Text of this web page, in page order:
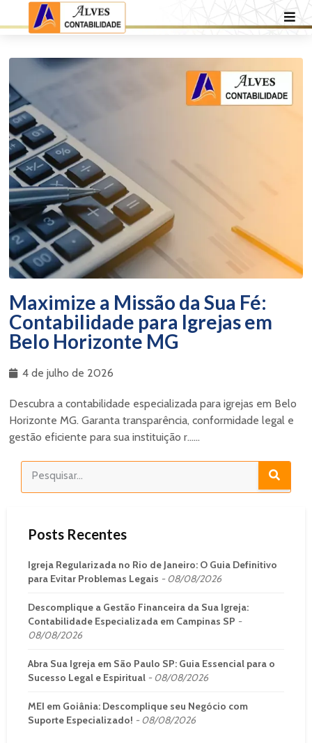
Maximize a Missão da Sua Fé:
Contabilidade para Igrejas em
Belo Horizonte MG
4 de julho de 2026
Descubra a contabilidade especializada para igrejas em Belo
Horizonte MG. Garanta transparência, conformidade legal e
gestão eficiente para sua instituição r......
Posts Recentes
Igreja Regularizada no Rio de Janeiro: O Guia Definitivo
para Evitar Problemas Legais
08/08/2026
Descomplique a Gestão Financeira da Sua Igreja:
Contabilidade Especializada em Campinas SP
08/08/2026
Abra Sua Igreja em São Paulo SP: Guia Essencial para o
Sucesso Legal e Espiritual
08/08/2026
MEI em Goiânia: Descomplique seu Negócio com
Suporte Especializado!
08/08/2026